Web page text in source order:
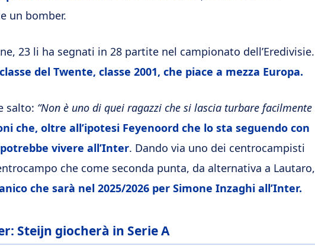
un bomber.
23 li ha segnati in 28 partite nel campionato dell’Eredivisie.
del Twente, classe 2001, che piace a mezza Europa.
salto: “Non è uno di quei ragazzi che si lascia turbare facilmente
che, oltre all’ipotesi Feyenoord che lo sta seguendo con
vivere all’Inter. Dando via uno dei centrocampisti
che come seconda punta, da alternativa a Lautaro,
che sarà nel 2025/2026 per Simone Inzaghi all’Inter.
Steijn giocherà in Serie A